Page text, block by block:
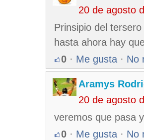
20 de agosto
Prinsipio del
hasta ahora hay
0 · Me gusta · No
Aramys
20 de agosto
veremos que pasa
0 · Me gusta · No